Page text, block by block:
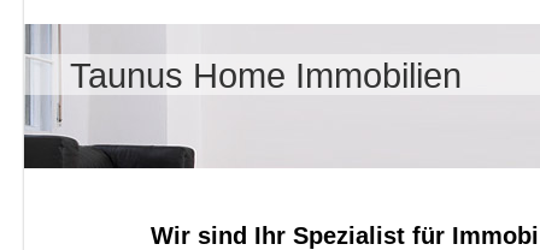
Taunus Home Immobilien
Wir sind Ihr Spezialist für